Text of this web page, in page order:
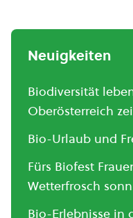
Neuigkeiten
Biodiversität
Oberösterreich
Bio-Urlaub und
Fürs Biofest
Wetterfrosch
Bio-Erlebnisse in